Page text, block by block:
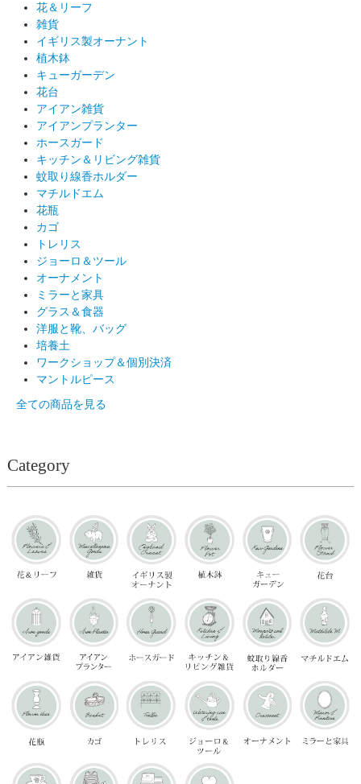
花＆リーフ
雑貨
イギリス製オーナント
植木鉢
キューガーデン
花台
アイアン雑貨
アイアンプランター
ホースガード
キッチン＆リビング雑貨
蚊取り線香ホルダー
マチルドエム
花瓶
カゴ
トレリス
ジョーロ＆ツール
オーナメント
ミラーと家具
グラス＆食器
洋服と靴、バッグ
培養土
ワークショップ＆個別決済
マントルピース
全ての商品を見る
Category